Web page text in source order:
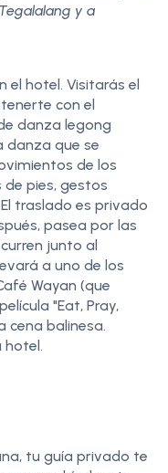
y a
el hotel. Visitarás el
con el
danza legong
danza que se
de los
pies, gestos
traslado es privado
pasea por las
junto al
a uno de los
Wayan (que
"Eat, Pray,
cena balinesa.
hotel.
tu guía privado te